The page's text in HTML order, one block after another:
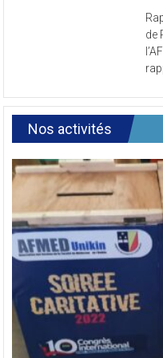
de
Nos activités